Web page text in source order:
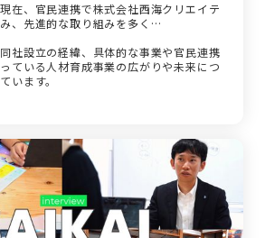
在、官民連携で株式会社西海クリエイテ
、先進的な取り組みを多く…
社設立の経緯、具体的な事業や官民連携
ている人材育成事業の広がりや未来につ
います。